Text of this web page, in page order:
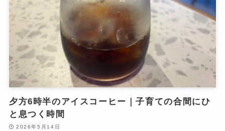
夕方6時半のアイスコーヒー｜子育ての合間にひ
と息つく時間
2026年5月14日